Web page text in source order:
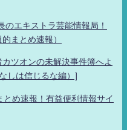
エキストラ芸能情報局！
まとめ速報）
ツオンの未解決事件簿へよ
しは信じるな編）]
め速報！有益便利情報サイ